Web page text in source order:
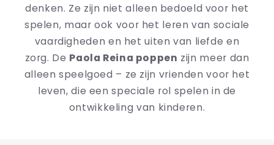
denken. Ze zijn niet alleen bedoeld voor het
spelen, maar ook voor het leren van sociale
vaardigheden en het uiten van liefde en
zorg. De Paola Reina poppen zijn meer dan
alleen speelgoed – ze zijn vrienden voor het
leven, die een speciale rol spelen in de
ontwikkeling van kinderen.